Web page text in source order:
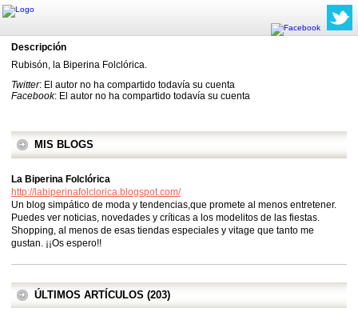
Descripción
Rubisón, la Biperina Folclórica.
Twitter: El autor no ha compartido todavía su cuenta
Facebook: El autor no ha compartido todavía su cuenta
MIS BLOGS
La Biperina Folclórica
http://labiperinafolclorica.blogspot.com/
Un blog simpático de moda y tendencias,que promete al menos entretener.
Puedes ver noticias, novedades y críticas a los modelitos de las fiestas.
Shopping, al menos de esas tiendas especiales y vitage que tanto me
gustan. ¡¡Os espero!!
ÚLTIMOS ARTÍCULOS (203)